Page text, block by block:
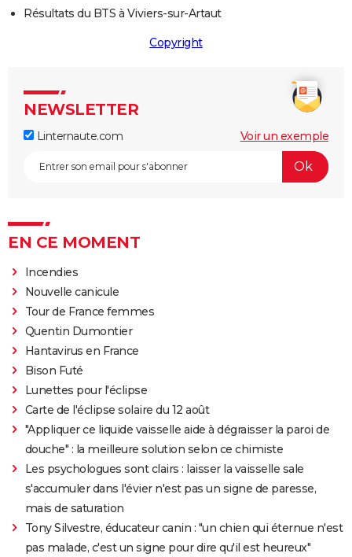
Résultats du BTS à Viviers-sur-Artaut
Copyright
NEWSLETTER
Linternaute.com Voir un exemple
EN CE MOMENT
Incendies
Nouvelle canicule
Tour de France femmes
Quentin Dumontier
Hantavirus en France
Bison Futé
Lunettes pour l'éclipse
Carte de l'éclipse solaire du 12 août
"Appliquer ce liquide vaisselle aide à dégraisser la paroi de
douche" : la meilleure solution selon ce chimiste
Les psychologues sont clairs : laisser la vaisselle sale
s'accumuler dans l'évier n'est pas un signe de paresse,
mais de saturation
Tony Silvestre, éducateur canin : "un chien qui éternue n'est
pas malade, c'est un signe pour dire qu'il est heureux"